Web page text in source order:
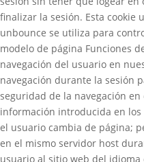
finalizar la sesión. Esta
unbounce se utiliza para
modelo de página Funciones
navegación del usuario en
navegación durante la sesión
seguridad de la navegación
información introducida en
el usuario cambia de página;
en el mismo servidor host
usuario al sitio web del